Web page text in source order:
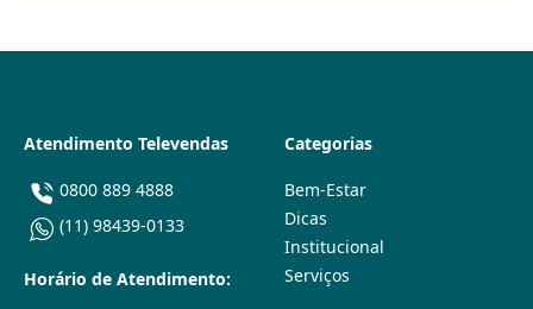
Atendimento Televendas
0800 889 4888
(11) 98439-0133
Horário de Atendimento:
Categorias
Bem-Estar
Dicas
Institucional
Serviços